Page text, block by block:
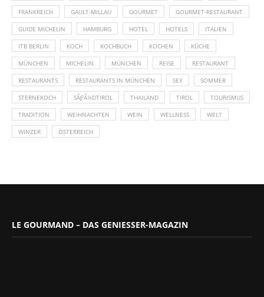
FRANKREICH GAULT-MILLAU GOURMET GOURMET-RESTAURANT
GUIDE MICHELIN HAMBURG HOTEL HOTELS ITALIEN
ITB BERLIN KOCH KOCHBUCH KOCHEN KÜCHE
MÜNCHEN MICHELIN MÜNCHEN REISE RESTAURANT
RESTAURANTS RESTAURANTS IN MÜNCHEN SEX SOMMER
STERNEKOCH SÃƑÂ¼DTIROL THAILAND TIROL TOURISMUS
TRADITION WEIHNACHTEN WEIN WELLNESS WELT
WINZER ÖSTERREICH
LE GOURMAND – DAS GENIESSER-MAGAZIN